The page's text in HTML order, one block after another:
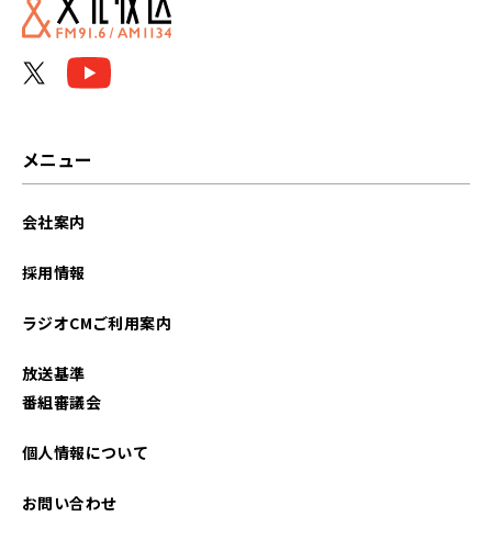
メニュー
会社案内
採用情報
ラジオCMご利用案内
放送基準
番組審議会
個人情報について
お問い合わせ